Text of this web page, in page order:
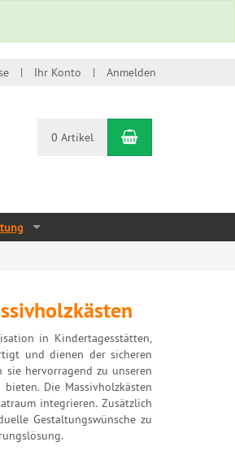
Ihr Konto Anmelden
0 Artikel Warenkorb
in Kindertagesstätten,
und dienen der sicheren
sie hervorragend zu unseren
Die Massivholzkästen
integrieren. Zusätzlich
Gestaltungswünsche zu